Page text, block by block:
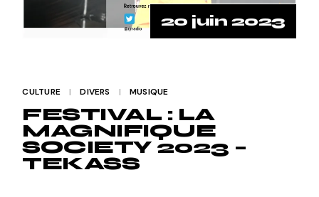
20 juin 2023
CULTURE DIVERS MUSIQUE
FESTIVAL : LA
MAGNIFIQUE
SOCIETY 2023 –
TEKASS